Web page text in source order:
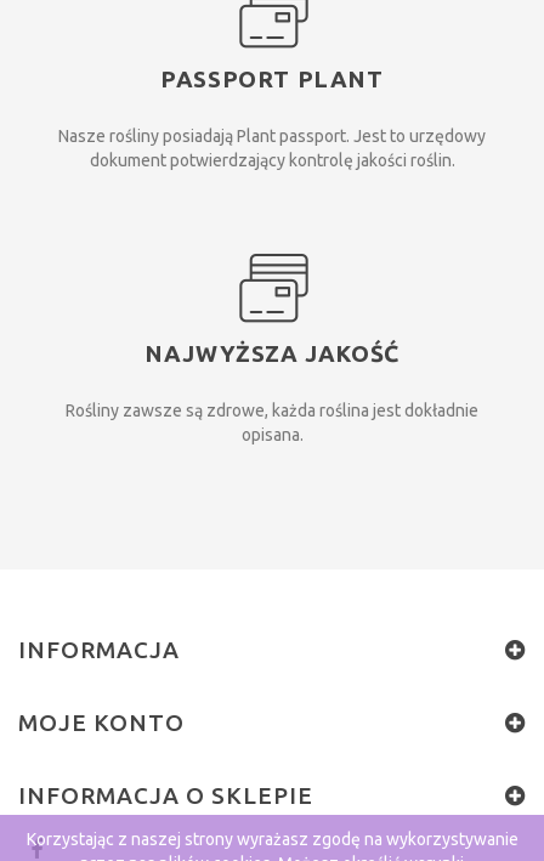
PASSPORT PLANT
Nasze rośliny posiadają Plant passport. Jest to urzędowy
dokument potwierdzający kontrolę jakości roślin.
NAJWYŻSZA JAKOŚĆ
Rośliny zawsze są zdrowe, każda roślina jest dokładnie
opisana.
INFORMACJA
MOJE KONTO
INFORMACJA O SKLEPIE
Korzystając z naszej strony wyrażasz zgodę na wykorzystywanie